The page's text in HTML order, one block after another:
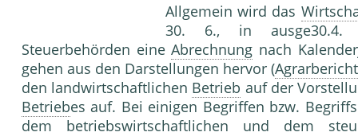
Allgemein wird das
30. 6., in ausge30.4.
Steuerbehörden eineAbrechnung nach
gehen aus den Darstellungen hervor (Agrarbericht
den landwirtschaftlichen Betrieb auf der
Betriebes auf. Bei einigen Begriffen bzw.
dem betriebswirtschaftlichen und dem